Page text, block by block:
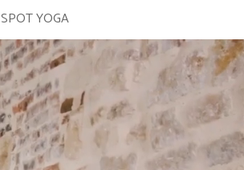
SPOT YOGA